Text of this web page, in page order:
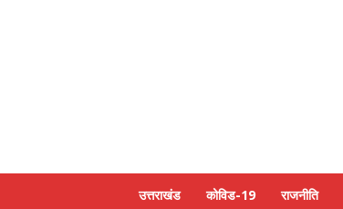
उत्तराखंड कोविड-19 राजनीति